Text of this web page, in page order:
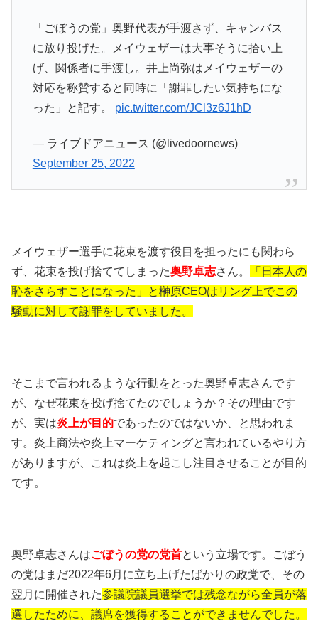
「ごぼうの党」奥野代表が手渡さず、キャンバス
に放り投げた。メイウェザーは大事そうに拾い上
げ、関係者に手渡し。井上尚弥はメイウェザーの
対応を称賛すると同時に「謝罪したい気持ちにな
った」と記す。 pic.twitter.com/JCl3z6J1hD
— ライブドアニュース (@livedoornews)
September 25, 2022
メイウェザー選手に花束を渡す役目を担ったにも関わら
ず、花束を投げ捨ててしまった奥野卓志さん。
「日本人の
恥をさらすことになった」と榊原CEOはリング上でこの
騒動に対して謝罪をしていました。
そこまで言われるような行動をとった奥野卓志さんです
が、なぜ花束を投げ捨てたのでしょうか？その理由です
が、実は炎上が目的であったのではないか、と思われま
す。炎上商法や炎上マーケティングと言われているやり方
がありますが、これは炎上を起こし注目させることが目的
です。
奥野卓志さんはごぼうの党の党首という立場です。ごぼう
の党はまだ2022年6月に立ち上げたばかりの政党で、その
翌月に開催された参議院議員選挙では残念ながら全員が落
選したために、議席を獲得することができませんでした。